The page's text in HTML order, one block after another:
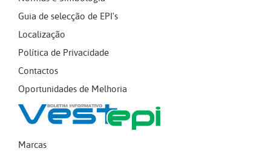
Guia de selecção de EPI's
Localização
Política de Privacidade
Contactos
Oportunidades de Melhoria
Marcas